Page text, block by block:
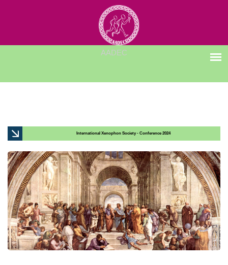
International Xenophon Society - Conference 2024